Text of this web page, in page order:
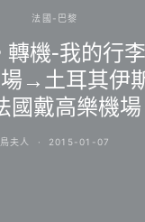
法國-巴黎
機-我的行
→土耳其伊
國戴高樂機場
鳥夫人 2015-01-07